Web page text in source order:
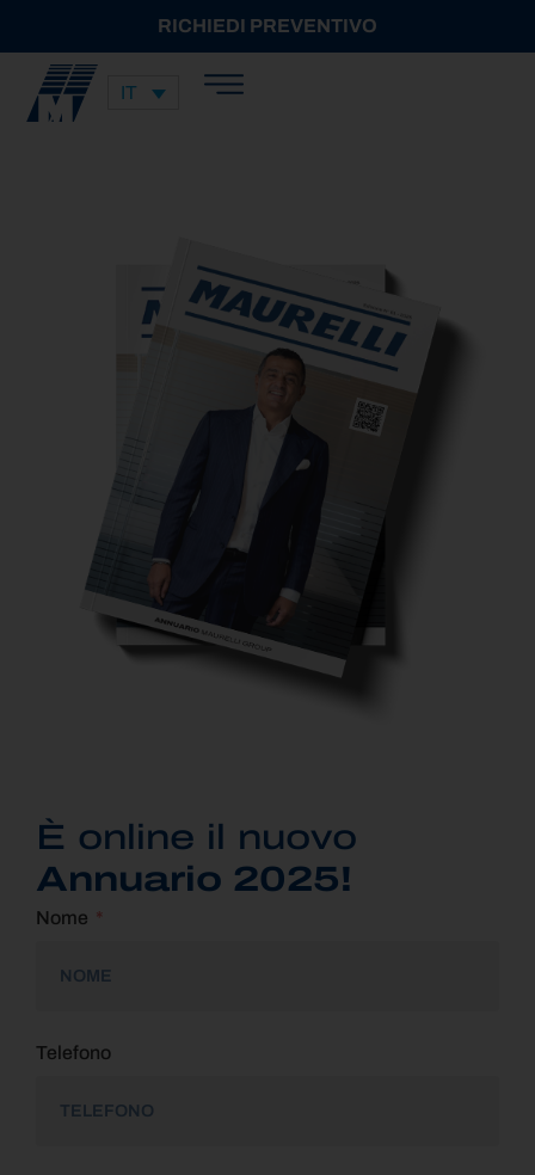
RICHIEDI PREVENTIVO
IT
È online il nuovo
Annuario 2025!
Nome
Telefono